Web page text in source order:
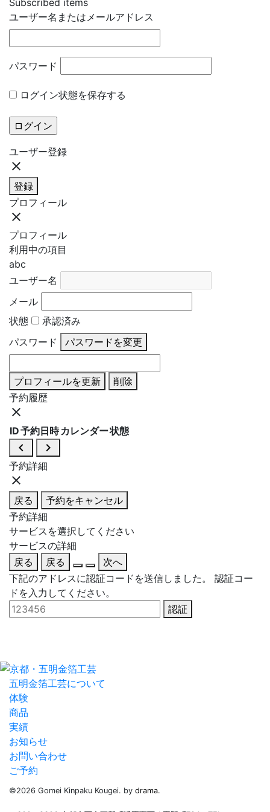
Subscribed items
ユーザー名またはメールアドレス
パスワード
ログイン状態を保存する
ユーザー登録
close
登録
プロフィール
close
プロフィール
利用中の項目
abc
ユーザー名
メール
状態
承認済み
パスワード
パスワードを変更
プロフィールを更新
削除
予約履歴
close
ID予約日時カレンダー状態
navigate_before navigate_next
予約詳細
close
戻る
予約をキャンセル
予約詳細
サービスを選択してください
サービスの詳細
戻る
戻る
次へ
下記のアドレスに認証コードを送信しました。
認証コー
ドを入力してください。
認証
五明金箔工芸について
体験
商品
実績
お知らせ
お問い合わせ
ご予約
©2026 Gomei Kinpaku Kougei. by drama.